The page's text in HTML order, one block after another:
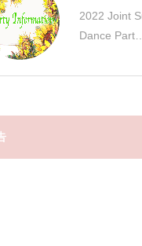
2022 Joint
Dance Part…